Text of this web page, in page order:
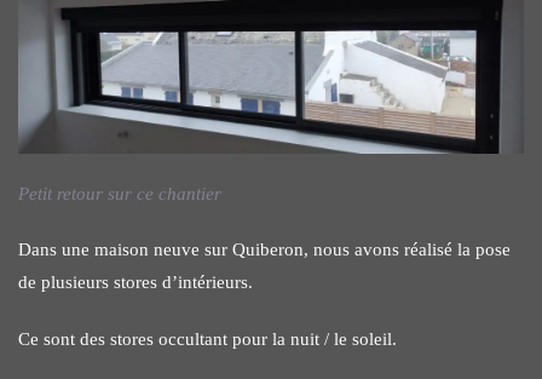
Petit retour sur ce chantier
Dans une maison neuve sur Quiberon, nous avons réalisé la pose
de plusieurs stores d’intérieurs.
Ce sont des stores occultant pour la nuit / le soleil.